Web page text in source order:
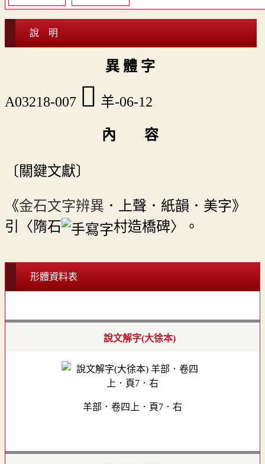
說 明
異 體 字
A03218-007 󴤻 羊-06-12
內 容
〔關鍵文獻〕
《金石文字辨異 ．上聲．紙韻．美字》
引〈隋石
村造橋碑〉。
形體資料表
說文解字(大徐本)
羊部．卷四上．頁7．右